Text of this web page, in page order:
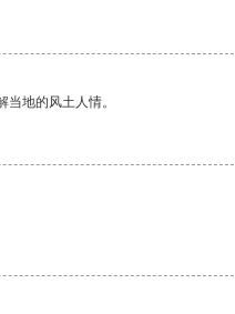
地的风土人情。